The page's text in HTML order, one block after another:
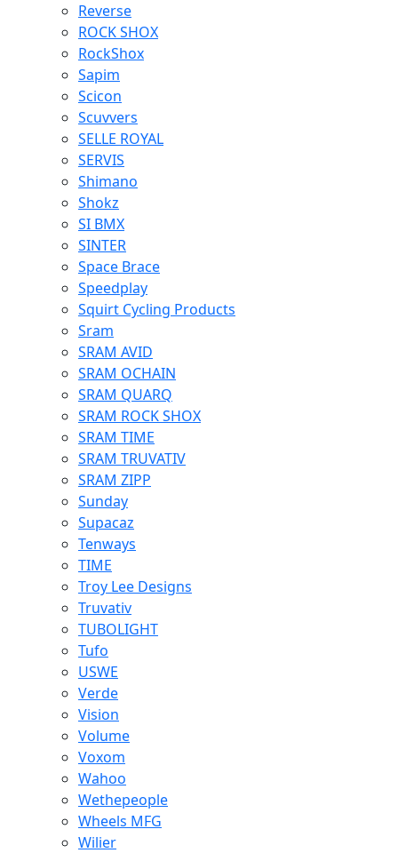
Reverse
ROCK SHOX
RockShox
Sapim
Scicon
Scuvvers
SELLE ROYAL
SERVIS
Shimano
Shokz
SI BMX
SINTER
Space Brace
Speedplay
Squirt Cycling Products
Sram
SRAM AVID
SRAM OCHAIN
SRAM QUARQ
SRAM ROCK SHOX
SRAM TIME
SRAM TRUVATIV
SRAM ZIPP
Sunday
Supacaz
Tenways
TIME
Troy Lee Designs
Truvativ
TUBOLIGHT
Tufo
USWE
Verde
Vision
Volume
Voxom
Wahoo
Wethepeople
Wheels MFG
Wilier